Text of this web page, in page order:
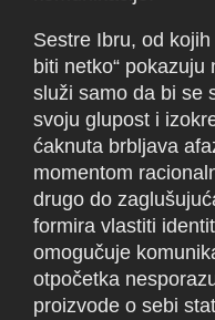
Sestre Ibru, od
biti netko“
služi samo da bi se
svoju glupost i
ćaknuta brbljava
momentom
drugo do
formira vlastiti
omogučuje
otpočetka
proizvode o sebi